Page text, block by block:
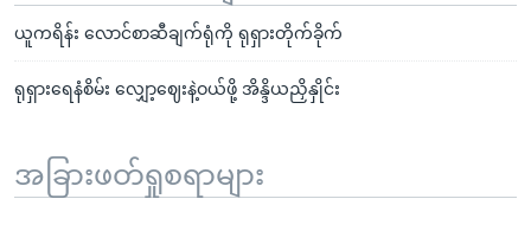
ယူကရိန်း လောင်စာဆီချက်ရုံကို ရုရှားတိုက်ခိုက်
ရုရှားရေနံစိမ်း လျှော့ဈေးနဲ့ဝယ်ဖို့ အိန္ဒိယညှိနှိုင်း
အခြားဖတ်ရှုစရာများ